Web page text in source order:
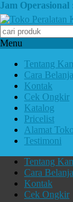
Jam Operasional
Menu
Tentang
Cara Belanja
Kontak
Cek Ongkir
Katalog
Pricelist
Alamat Toko
Testimoni
Tentang
Cara Belanja
Kontak
Cek Ongkir